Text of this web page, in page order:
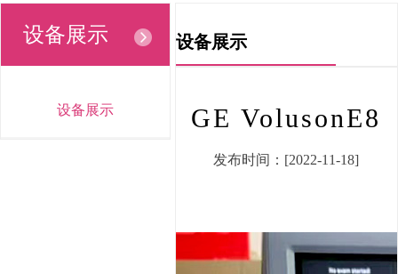
设备展示
设备展示
设备展示
GE VolusonE8
发布时间：[2022-11-18]